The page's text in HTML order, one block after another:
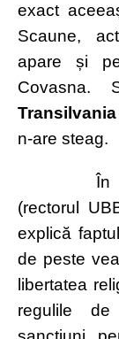
exact
Scaune,
apare și
n-are steag.
În
(rectorul
explică
de peste
libertatea
regulile